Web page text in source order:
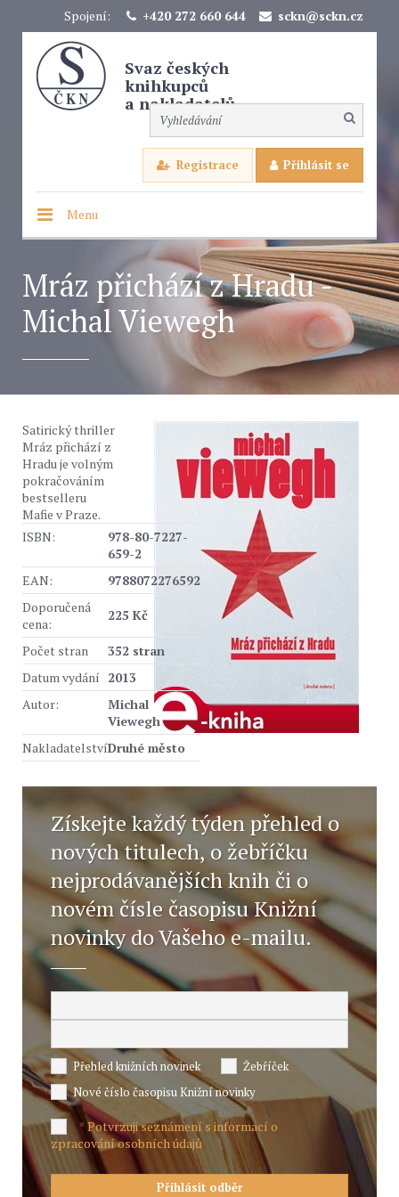
Spojení: +420 272 660 644 sckn@sckn.cz
Svaz českých
knihkupců
a nakladatelů
Registrace Přihlásit se
Menu
Mráz přichází z Hradu -
Michal Viewegh
Satirický thriller
Mráz přichází z
Hradu je volným
pokračováním
bestselleru
Mafie v Praze.
ISBN:
978-80-7227-
659-2
EAN:
9788072276592
Doporučená
cena:
225 Kč
Počet stran
352 stran
Datum vydání 2013
Autor:
Michal
Viewegh
NakladatelstvíDruhé město
Získejte každý týden přehled o
nových titulech, o žebříčku
nejprodávanějších knih či o
novém čísle časopisu Knižní
novinky do Vašeho e-mailu.
Přehled knižních novinek
Žebříček
Nové číslo časopisu Knižní novinky
*Potvrzuji seznámení s informací o
zpracování osobních údajů